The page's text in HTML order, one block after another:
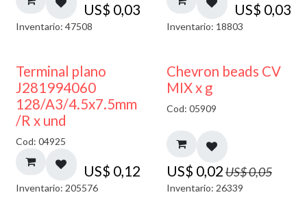
US$ 0,03
Inventario: 47508
US$ 0,03
Inventario: 18803
Terminal plano
J281994060
128/A3/4.5x7.5mm
/R x und
Cod: 04925
US$ 0,12
Inventario: 205576
50% DESCUENTO
Chevron beads CV
MIX x g
Cod: 05909
US$ 0,02US$0,05
Inventario: 26339